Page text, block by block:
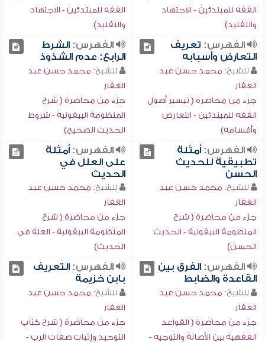
الفقه للمبتدئين - الاجتهاد
والتقليد)
الفقه للمبتدئين - الاجتهاد
والتقليد)
الفهرس: تعريف
التعارض وأسبابه
للشيخ: محمد حسن عبد
الغفار
جزء من محاضرة ( تيسير أصول
الفقه للمبتدئين - التعارض
وأقسامه)
الفهرس:الشرط
الرابع: عدم الشذوذ
للشيخ: محمد حسن عبد
الغفار
جزء من محاضرة ( شرح
المنظومة البيقونية - شروط
الحديث الصحيح)
الفهرس:أمثلة
تطبيقية للحديث
الحسن
للشيخ: محمد حسن عبد
الغفار
جزء من محاضرة ( شرح
المنظومة البيقونية - الحديث
الحسن)
الفهرس:أمثلة
على العلل في
الحديث
للشيخ: محمد حسن عبد
الغفار
جزء من محاضرة ( شرح
المنظومة البيقونية - العلة في
الحديث)
الفهرس:الفرق بين
القاعدة والضابط
للشيخ: محمد حسن عبد
الغفار
جزء من محاضرة ( القواعد
الفقهية بين الأصالة والتوجيه -
الفهرس:التعريف
بابن خزيمة
للشيخ: محمد حسن عبد
الغفار
جزء من محاضرة ( شرح كتاب
التوحيد وإثبات صفات الرب -